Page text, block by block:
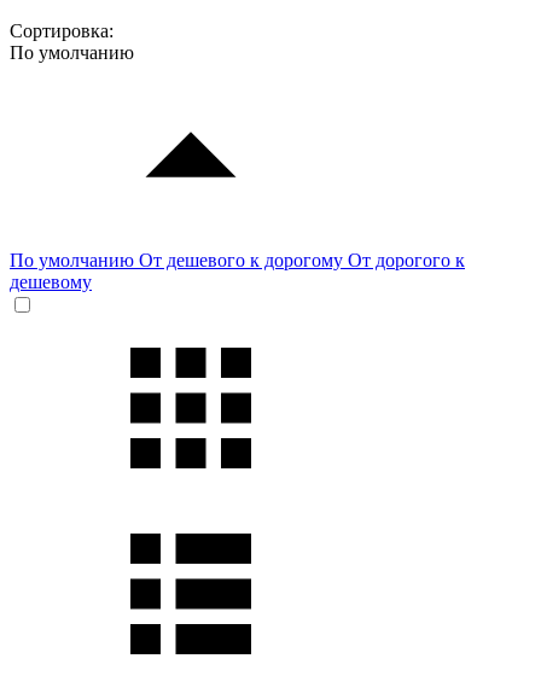
Сортировка:
По умолчанию
По умолчанию От дешевого к дорогому От дорогого к
дешевому